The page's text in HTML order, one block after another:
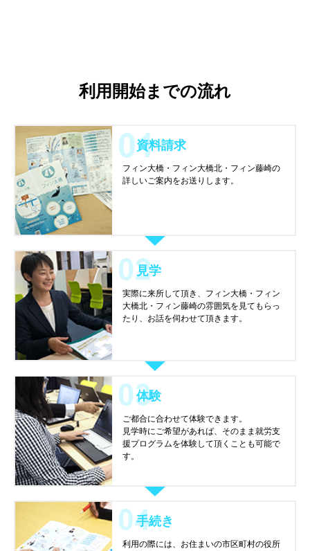
利用開始までの流れ
資料請求
フィン大橋・フィン大橋北・フィン藤崎の
詳しいご案内をお送りします。
見学
実際に来所して頂き、フィン大橋・フィン
大橋北・フィン藤崎の雰囲気を見てもらっ
たり、お話を伺わせて頂きます。
体験
ご都合に合わせて体験できます。
見学時にご希望があれば、そのまま就労支
援プログラムを体験して頂くことも可能で
す。
手続き
利用の際には、お住まいの市区町村の役所